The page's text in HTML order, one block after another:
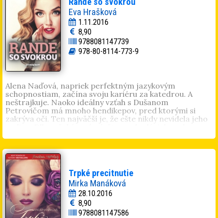
Eva Hrašková
1.11.2016
8,90
9788081147739
978-80-8114-773-9
Alena Naďová, napriek perfektným jazykovým
schopnostiam, začína svoju kariéru za katedrou. A
neštrajkuje. Naoko ideálny vzťah s Dušanom
Petrovičom má mnoho hendikepov, pred ktorými si
zakrýva oči. Ten najväčší je, že ešte nikdy nevidela jeho
trojuholník. Trpko smiešny príbeh, v ktorom nikto
nikoho nechce dostať do postele. Práve naopak. Alenin
osud drží pevne v rukách potenciálna svokra a poťahuje
za nitky tými najhoršími zbraňami. Vyviazne niekto z
trojuholníka bez ujmy na zdravom rozume?
Eva Hrašková(1988). Miluje všetko čo je kreatívne (zo
všetkého najviac písanie), deti a svoju rodinu. Žije v
meste pod Zoborom, riadi sa životným heslom - Ak
Trpké precitnutie
Mirka Manáková
28.10.2016
8,90
9788081147586